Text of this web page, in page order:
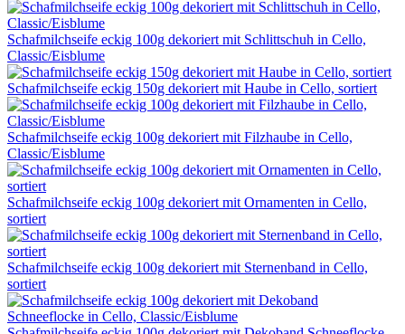
Schafmilchseife eckig 100g dekoriert mit Schlittschuh in Cello,
Classic/Eisblume
Schafmilchseife eckig 150g dekoriert mit Haube in Cello, sortiert
Schafmilchseife eckig 100g dekoriert mit Filzhaube in Cello,
Classic/Eisblume
Schafmilchseife eckig 100g dekoriert mit Ornamenten in Cello,
sortiert
Schafmilchseife eckig 100g dekoriert mit Sternenband in Cello,
sortiert